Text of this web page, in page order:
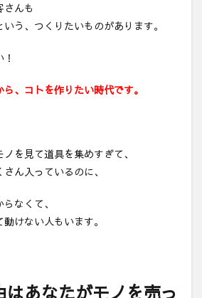
さんも
う、つくりたいものがあります。
、コトを作りたい時代です。
を見て道具を集めすぎて、
ん入っているのに、
なくて、
けない人もいます。
あなたがモノを売っ